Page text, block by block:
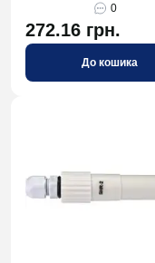
0
272.16 грн.
До кошика